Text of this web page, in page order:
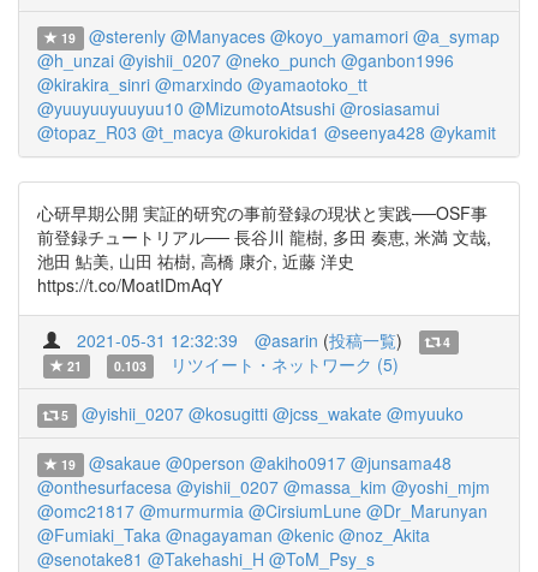
19 @sterenly @Manyaces @koyo_yamamori @a_symap
@h_unzai @yishii_0207 @neko_punch @ganbon1996
@kirakira_sinri @marxindo @yamaotoko_tt
@yuuyuuyuuyuu10 @MizumotoAtsushi @rosiasamui
@topaz_R03 @t_macya @kurokida1 @seenya428 @ykamit
心研早期公開 実証的研究の事前登録の現状と実践──OSF事
前登録チュートリアル── 長谷川 龍樹, 多田 奏恵, 米満 文哉,
池田 鮎美, 山田 祐樹, 高橋 康介, 近藤 洋史
https://t.co/MoatIDmAqY
2021-05-31 12:32:39 @asarin (投稿一覧)
4
21
0.103 リツイート・ネットワーク (5)
5 @yishii_0207 @kosugitti @jcss_wakate @myuuko
19 @sakaue @0person @akiho0917 @junsama48
@onthesurfacesa @yishii_0207 @massa_kim @yoshi_mjm
@omc21817 @murmurmia @CirsiumLune @Dr_Marunyan
@Fumiaki_Taka @nagayaman @kenic @noz_Akita
@senotake81 @Takehashi_H @ToM_Psy_s